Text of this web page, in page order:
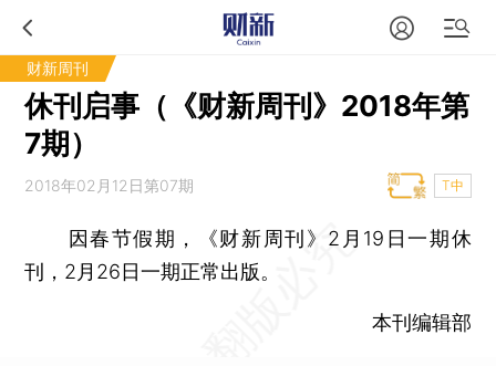
财新周刊
休刊启事（《财新周刊》2018年第
7期）
2018年02月12日第07期 T中
因春节假期，《财新周刊》2月19日一期休
刊，2月26日一期正常出版。
本刊编辑部